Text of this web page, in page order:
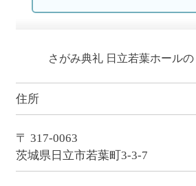
さがみ典礼 日立若葉ホールの
住所
〒 317-0063
茨城県日立市若葉町3-3-7